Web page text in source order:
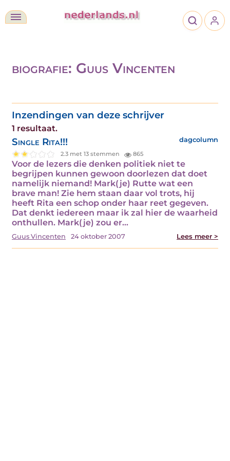
biografie: Guus Vincenten
Inzendingen van deze schrijver
1 resultaat.
Single Rita!!! dagcolumn
2.3 met 13 stemmen 865
Voor de lezers die denken politiek niet te
begrijpen kunnen gewoon doorlezen dat doet
namelijk niemand! Mark(je) Rutte wat een
brave man! Zie hem staan daar vol trots, hij
heeft Rita een schop onder haar reet gegeven.
Dat denkt iedereen maar ik zal hier de waarheid
onthullen. Mark(je) zou er...
Guus Vincenten 24 oktober 2007 Lees meer >